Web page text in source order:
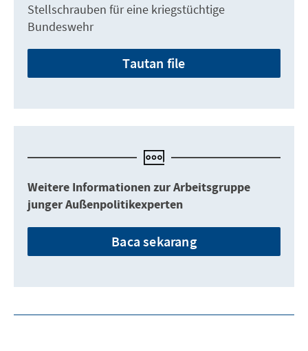
Stellschrauben für eine kriegstüchtige
Bundeswehr
Tautan file
Weitere Informationen zur Arbeitsgruppe
junger Außenpolitikexperten
Baca sekarang